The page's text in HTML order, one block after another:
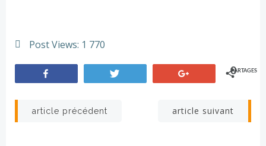
Post Views: 1 770
PARTAGES
0
Navigation
article précédent
Navigation
article suivant